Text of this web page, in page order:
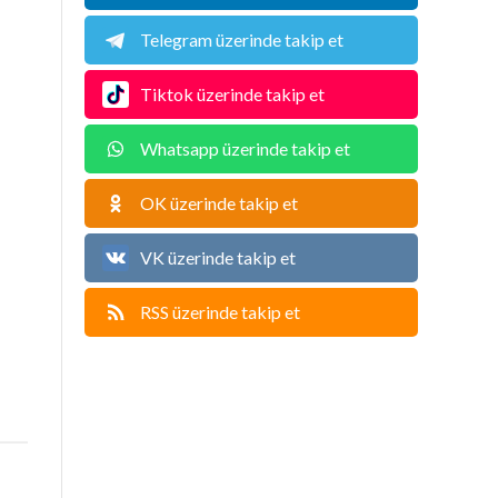
Telegram üzerinde takip et
Tiktok üzerinde takip et
Whatsapp üzerinde takip et
OK üzerinde takip et
VK üzerinde takip et
RSS üzerinde takip et